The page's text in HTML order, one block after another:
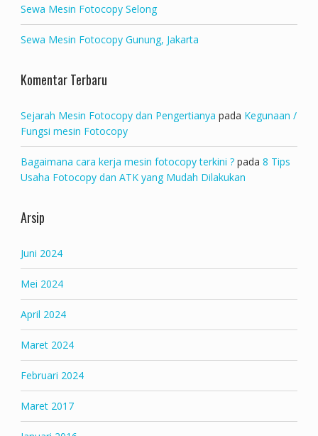
Sewa Mesin Fotocopy Selong
Sewa Mesin Fotocopy Gunung, Jakarta
Komentar Terbaru
Sejarah Mesin Fotocopy dan Pengertianya pada Kegunaan /
Fungsi mesin Fotocopy
Bagaimana cara kerja mesin fotocopy terkini ?pada 8 Tips
Usaha Fotocopy dan ATK yang Mudah Dilakukan
Arsip
Juni 2024
Mei 2024
April 2024
Maret 2024
Februari 2024
Maret 2017